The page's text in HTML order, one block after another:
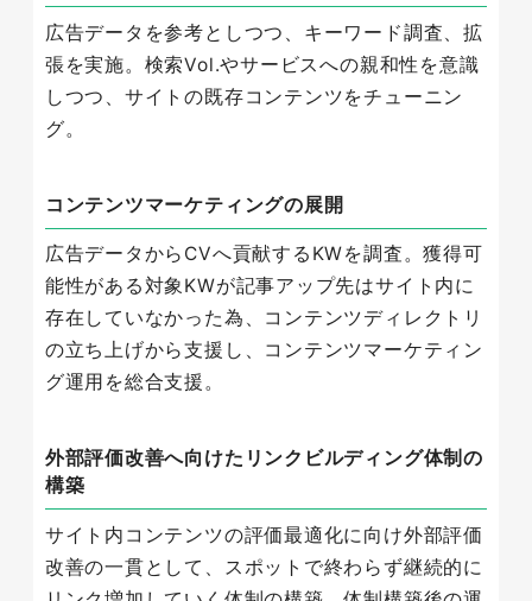
広告データを参考としつつ、キーワード調査、拡
張を実施。検索Vol.やサービスへの親和性を意識
しつつ、サイトの既存コンテンツをチューニン
グ。
コンテンツマーケティングの展開
広告データからCVへ貢献するKWを調査。獲得可
能性がある対象KWが記事アップ先はサイト内に
存在していなかった為、コンテンツディレクトリ
の立ち上げから支援し、コンテンツマーケティン
グ運用を総合支援。
外部評価改善へ向けたリンクビルディング体制の
構築
サイト内コンテンツの評価最適化に向け外部評価
改善の一貫として、スポットで終わらず継続的に